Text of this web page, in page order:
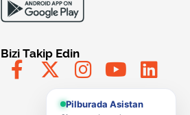
Bizi Takip Edin
Pilburada Asistan